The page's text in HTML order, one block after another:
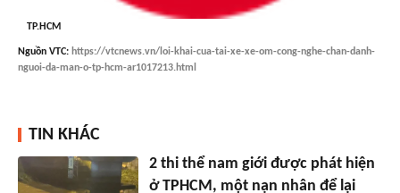
TP.HCM
Nguồn VTC: https://vtcnews.vn/loi-khai-cua-tai-xe-xe-om-cong-nghe-chan-danh-
nguoi-da-man-o-tp-hcm-ar1017213.html
TIN KHÁC
2 thi thể nam giới được phát hiện
ở TPHCM, một nạn nhân để lại